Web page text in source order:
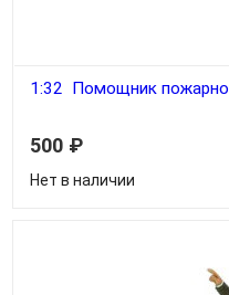
1:32 Помощник
500 ₽
Нет в наличии